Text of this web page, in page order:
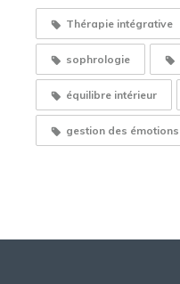
Thérapie intégrative
sophrologie
équilibre intérieur
gestion des émotions